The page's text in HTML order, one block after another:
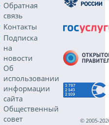
Обратная
связь
Контакты
Подписка
на
новости
Об
использовании
информации
сайта
Общественный
совет
© 2005-